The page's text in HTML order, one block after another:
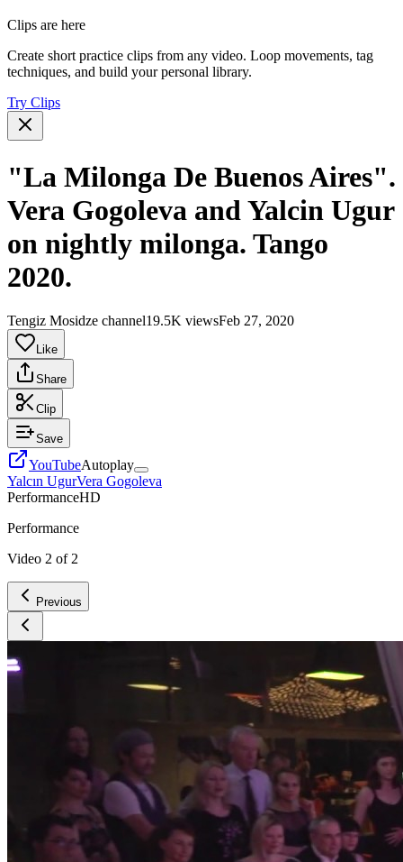
Clips are here
Create short practice clips from any video. Loop movements, tag
techniques, and build your personal library.
Try Clips
"La Milonga De Buenos Aires".
Vera Gogoleva and Yalcin Ugur
on nightly milonga. Tango
2020.
Tengiz Mosidze channel19.5K viewsFeb 27, 2020
Like
Share
Clip
Save
YouTubeAutoplay
Yalcın UgurVera Gogoleva
PerformanceHD
Performance
Video 2 of 2
Previous